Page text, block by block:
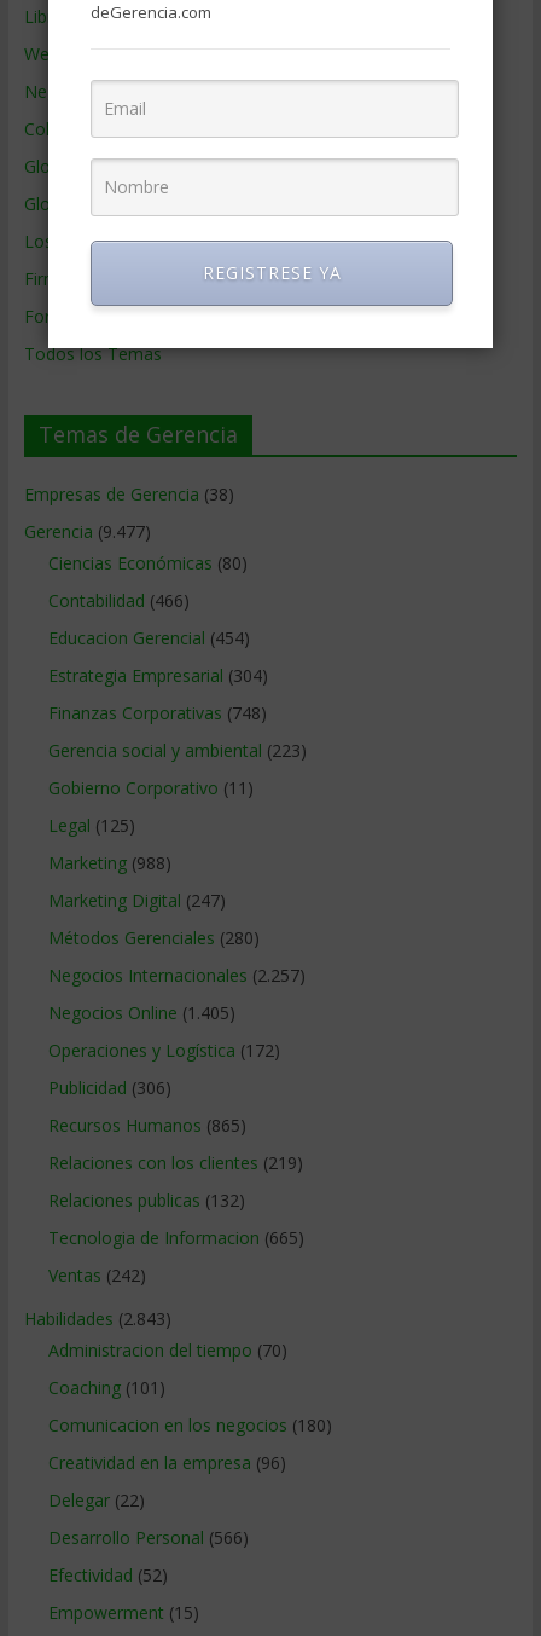
Libros de Gerencia
Webs de Gerencia
Negocios por País
Colaboradores de Gerencia
Glosario
Glosario Inglés – Español
Los mejores MBA
Firmas de Gerencia
Formación de Gerencia
Todos los Temas
Temas de Gerencia
Empresas de Gerencia (38)
Gerencia (9.477)
Ciencias Económicas (80)
Contabilidad (466)
Educacion Gerencial (454)
Estrategia Empresarial (304)
Finanzas Corporativas (748)
Gerencia social y ambiental (223)
Gobierno Corporativo (11)
Legal (125)
Marketing(988)
Marketing Digital (247)
Métodos Gerenciales (280)
Negocios Internacionales (2.257)
Negocios Online (1.405)
Operaciones y Logística (172)
Publicidad (306)
Recursos Humanos (865)
Relaciones con los clientes (219)
Relaciones publicas (132)
Tecnologia de Informacion (665)
Ventas (242)
Habilidades (2.843)
Administracion del tiempo (70)
Coaching(101)
Comunicacion en los negocios (180)
Creatividad en la empresa (96)
Delegar(22)
Desarrollo Personal (566)
Efectividad (52)
Empowerment (15)
deGerencia.com
REGISTRESE YA